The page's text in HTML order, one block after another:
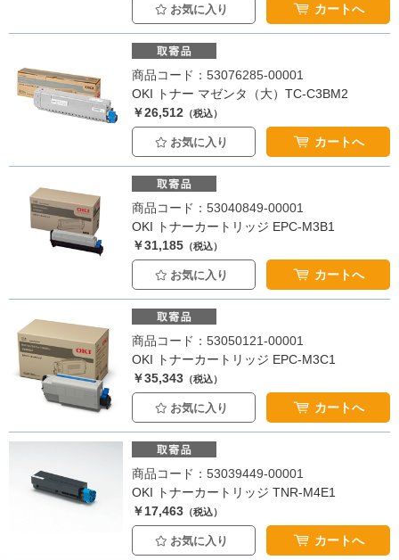
お気に入り カートへ
商品コード：53076285-00001
OKI トナー マゼンタ（大）TC-C3BM2
￥26,512 （税込）
お気に入り カートへ
商品コード：53040849-00001
OKI トナーカートリッジ EPC-M3B1
￥31,185 （税込）
お気に入り カートへ
商品コード：53050121-00001
OKI トナーカートリッジ EPC-M3C1
￥35,343 （税込）
お気に入り カートへ
商品コード：53039449-00001
OKI トナーカートリッジ TNR-M4E1
￥17,463 （税込）
お気に入り カートへ